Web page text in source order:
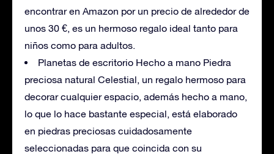
encontrar en Amazon por un precio de alrededor de
unos 30 €, es un hermoso regalo ideal tanto para
niños como para adultos.
Planetas de escritorio Hecho a mano Piedra
preciosa natural Celestial, un regalo hermoso para
decorar cualquier espacio, además hecho a mano,
lo que lo hace bastante especial, está elaborado
en piedras preciosas cuidadosamente
seleccionadas para que coincida con su